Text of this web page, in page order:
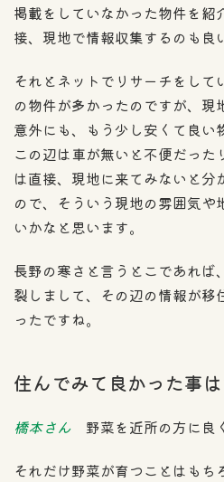
掲載をしていなかった物件を紹
接、現地で情報収集するのも良
それとネットでリサーチをし
の物件が多かったのですが、現
意外にも、もう少し安くて良い
この辺は車が無いと不便だった
は直接、現地に来てみないと分
ので、そういう現地の雰囲気や
いかなと思います。
長野の寒さと言うとこであれば
裂しまして、その辺の情報が移
ったですね。
住んでみて良かった事
橋本さん 野菜を近所の方に良
それだけ野菜が育つことはもち